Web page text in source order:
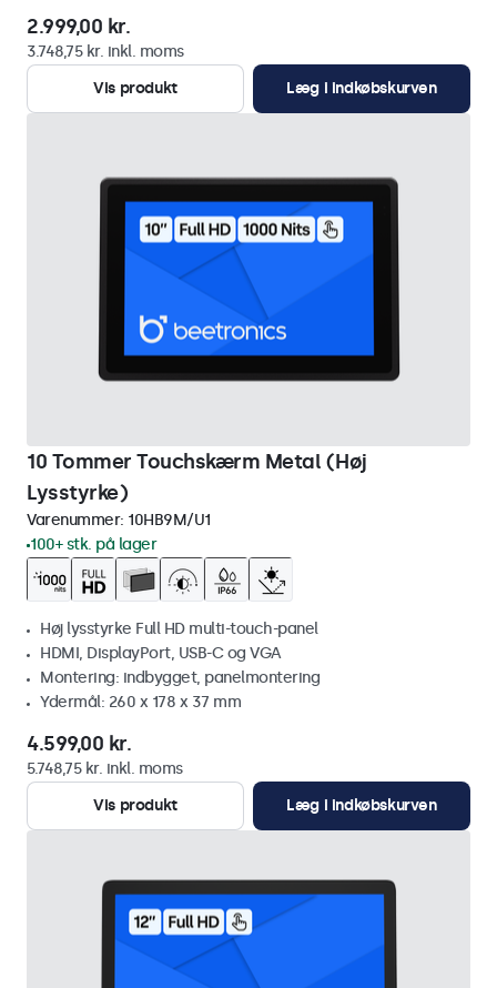
2.999,00 kr.
3.748,75 kr. inkl. moms
Vis produkt
Læg i indkøbskurven
10 Tommer Touchskærm Metal (Høj
Lysstyrke)
Varenummer: 10HB9M/U1
100+ stk. på lager
Høj lysstyrke Full HD multi-touch-panel
HDMI, DisplayPort, USB-C og VGA
Montering: indbygget, panelmontering
Ydermål: 260 x 178 x 37 mm
4.599,00 kr.
5.748,75 kr. inkl. moms
Vis produkt
Læg i indkøbskurven